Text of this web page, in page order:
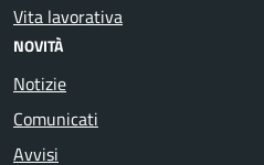
Vita lavorativa
NOVITÀ
Notizie
Comunicati
Avvisi